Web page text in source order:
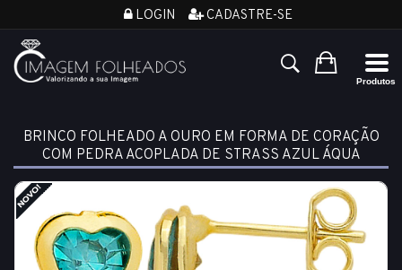
LOGIN CADASTRE-SE
BRINCO FOLHEADO A OURO EM FORMA DE CORAÇÃO
COM PEDRA ACOPLADA DE STRASS AZUL ÁQUA